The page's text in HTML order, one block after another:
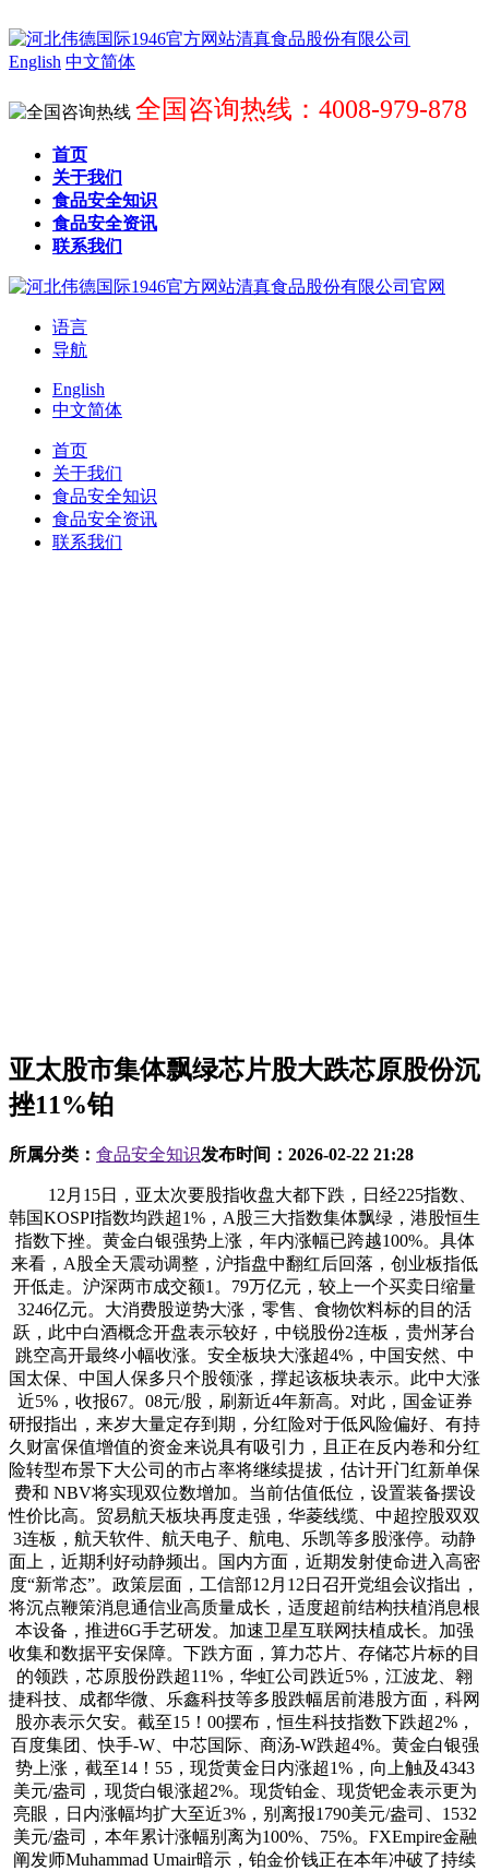
English 中文简体
全国咨询热线：4008-979-878
首页
关于我们
食品安全知识
食品安全资讯
联系我们
语言
导航
English
中文简体
首页
关于我们
食品安全知识
食品安全资讯
联系我们
亚太股市集体飘绿芯片股大跌芯原股份沉
挫11%铂
所属分类： 食品安全知识发布时间： 2026-02-22 21:28
12月15日，亚太次要股指收盘大都下跌，日经225指数、
韩国KOSPI指数均跌超1%，A股三大指数集体飘绿，港股恒生
指数下挫。黄金白银强势上涨，年内涨幅已跨越100%。具体
来看，A股全天震动调整，沪指盘中翻红后回落，创业板指低
开低走。沪深两市成交额1。79万亿元，较上一个买卖日缩量
3246亿元。大消费股逆势大涨，零售、食物饮料标的目的活
跃，此中白酒概念开盘表示较好，中锐股份2连板，贵州茅台
跳空高开最终小幅收涨。安全板块大涨超4%，中国安然、中
国太保、中国人保多只个股领涨，撑起该板块表示。此中大涨
近5%，收报67。08元/股，刷新近4年新高。对此，国金证券
研报指出，来岁大量定存到期，分红险对于低风险偏好、有持
久财富保值增值的资金来说具有吸引力，且正在反内卷和分红
险转型布景下大公司的市占率将继续提拔，估计开门红新单保
费和 NBV将实现双位数增加。当前估值低位，设置装备摆设
性价比高。贸易航天板块再度走强，华菱线缆、中超控股双双
3连板，航天软件、航天电子、航电、乐凯等多股涨停。动静
面上，近期利好动静频出。国内方面，近期发射使命进入高密
度“新常态”。政策层面，工信部12月12日召开党组会议指出，
将沉点鞭策消息通信业高质量成长，适度超前结构扶植消息根
本设备，推进6G手艺研发。加速卫星互联网扶植成长。加强
收集和数据平安保障。下跌方面，算力芯片、存储芯片标的目
的领跌，芯原股份跌超11%，华虹公司跌近5%，江波龙、翱
捷科技、成都华微、乐鑫科技等多股跌幅居前港股方面，科网
股亦表示欠安。截至15！00摆布，恒生科技指数下跌超2%，
百度集团、快手-W、中芯国际、商汤-W跌超4%。黄金白银强
势上涨，截至14！55，现货黄金日内涨超1%，向上触及4343
美元/盎司，现货白银涨超2%。现货铂金、现货钯金表示更为
亮眼，日内涨幅均扩大至近3%，别离报1790美元/盎司、1532
美元/盎司，本年累计涨幅别离为100%、75%。FXEmpire金融
阐发师Muhammad Umair暗示，铂金价钱正在本年冲破了持续